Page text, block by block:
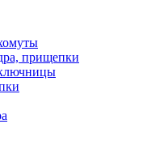
прищепки